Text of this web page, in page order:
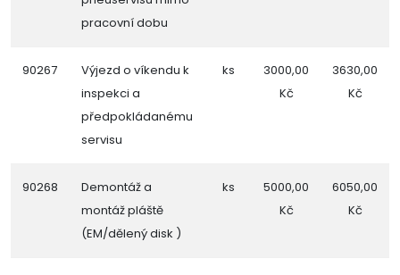
pracovní dobu
90267
Výjezd o víkendu k
inspekci a
předpokládanému
servisu
ks
3000,00
Kč
3630,00
Kč
90268
Demontáž a
montáž pláště
(EM/dělený disk )
ks
5000,00
Kč
6050,00
Kč